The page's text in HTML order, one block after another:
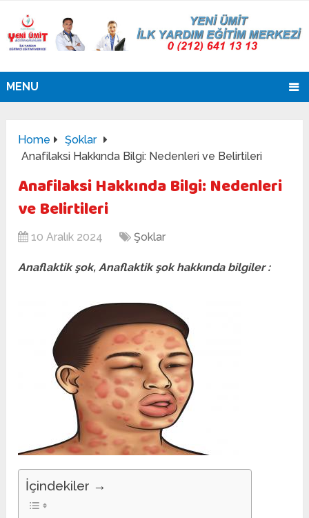
MENU
Home
Şoklar
Anafilaksi Hakkında Bilgi: Nedenleri ve Belirtileri
Anafilaksi Hakkında Bilgi: Nedenleri
ve Belirtileri
10 Aralık 2024 Şoklar
Anaflaktik şok, Anaflaktik şok hakkında bilgiler :
İçindekiler →